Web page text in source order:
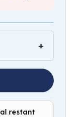
restant